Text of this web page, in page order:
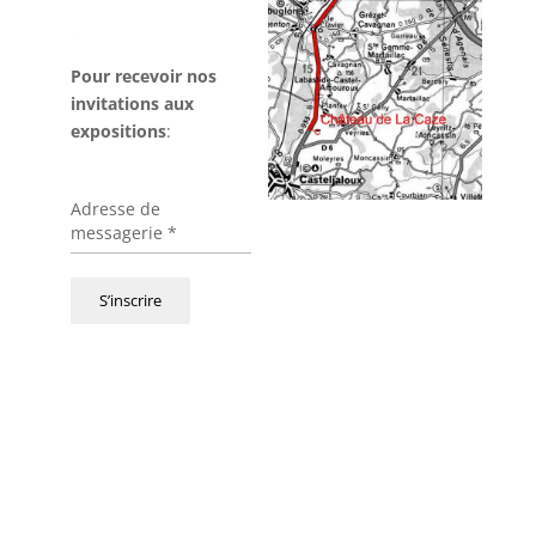
Pour recevoir nos
invitations aux
expositions:
Adresse de
messagerie*
S’inscrire